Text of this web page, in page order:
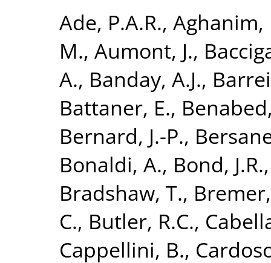
Ade, P.A.R., Aghanim,
M., Aumont, J.,
A., Banday, A.J.,
Battaner, E.,
Bernard, J.-P.,
Bonaldi, A., Bond, J.R.
Bradshaw, T.,
C., Butler, R.C.,
Cappellini, B.,